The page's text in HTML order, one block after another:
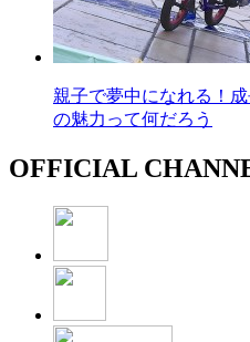
親子で夢中になれる！
の魅力って何だろう
OFFICIAL